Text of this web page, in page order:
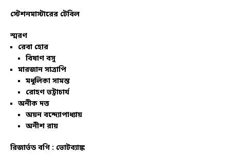
স্টেশনমাস্টারের টেবিল
স্মরণ
রেবা হোর
বিষাণ বসু
মারজান সাত্রাপি
মধুলিকা সামন্ত
রোহণ ভট্টাচার্য
অনীক দত্ত
অয়ন বন্দ্যোপাধ্যায়
অনীশ রায়
রিজার্ভড বগি : ভোটব্যাঙ্ক